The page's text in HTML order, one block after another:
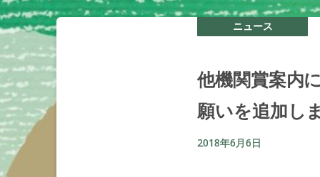
ニュース
他機関賞案内
願いを追加し
2018年6月6日